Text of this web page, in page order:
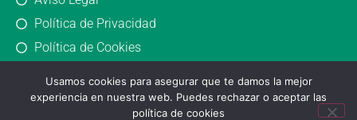
Política de Privacidad
Política de Cookies
Usamos cookies para asegurar que te damos la mejor
experiencia en nuestra web. Puedes rechazar o aceptar las
política de cookies